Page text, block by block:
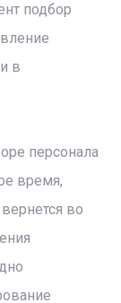
подбор
в
персонала
время,
во